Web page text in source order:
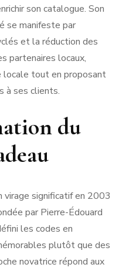
son catalogue. Son
se manifeste par
et la réduction des
partenaires locaux,
locale tout en proposant
à ses clients.
du
virage significatif en 2003
par Pierre-Édouard
les codes en
plutôt que des
novatrice répond aux